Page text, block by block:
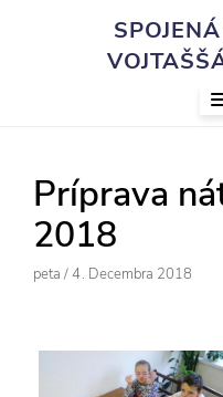
Príprava
2018
Author
Peta /Posted
4. Decembra 2018